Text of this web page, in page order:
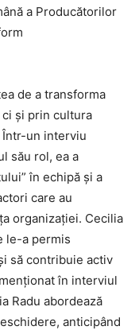
a Producătorilor
de a transforma
şi prin cultura
un interviu
său rol, ea a
în echipă şi a
care au
organizaţiei. Cecilia
le-a permis
să contribuie activ
în interviul
Radu abordează
anticipând